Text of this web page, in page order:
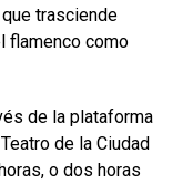
trasciende
flamenco como
de la plataforma
de la Ciudad
o dos horas